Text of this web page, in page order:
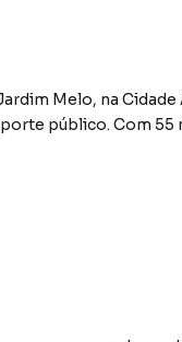
Melo, na Cidade
público. Com 55
mais funcionalidade